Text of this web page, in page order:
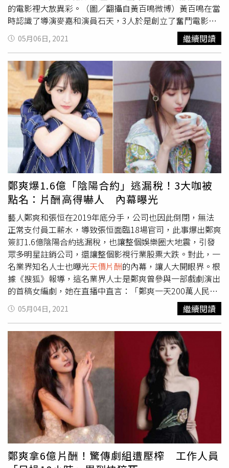
的電影裡大放異彩。（圖／翻攝自黃百鳴微博）黃百鳴在當
時認識了導演麥嘉和演員石天，3人於是創立了奮鬥電影公
司，並製作小成本的功夫類電影，更意外獲得金公主院線老
闆的賞識加盟，爾後才有了新藝城電影公司。在公司草創初
期加上資金有限的情況下，黃百鳴幾乎是自拍自導自演，像
是第一部作品《最佳拍檔》，就由他編劇、麥嘉主演，未料
電影上映後竟突破2000萬港幣票房，迅速引起業界關注，
還記得黃百鳴當時受訪時，坦言自己是花光了積蓄、砸下重
本，花了200萬元找來「香港歌王」稱號的許冠杰演出。港
星黃百鳴（右）主演的開心鬼系列電影是不少人的童年回
憶。（圖／翻攝自開心鬼劇照）黃百鳴接下來只花了兩天的
時間就寫了《搭錯車》，沒想到票房再次打破紀錄，甚至榮
獲11項大獎，一戰成名的黃百鳴後續除了擔任幕後編劇也親
自演出。若要提到黃百鳴主演的電影，最有名的莫屬《開心
鬼》系列，可說是不少人的童年回憶，每一部《開心鬼》電
影都有不少女星出演，黃百鳴曾在第5部《 開心鬼上錯身》
請來菲律賓前總統艾奎諾夫人（Corazon Aquino）的小女
兒、克莉絲艾奎諾（Kris Aquino）跨海出演女主角。菲律賓
女星克莉絲·艾奎諾飾演開心鬼上錯身女主角。（圖／翻攝
自電影開心鬼上錯身）善於識人用人的黃百鳴，也提攜過不
少後輩新人，為華語電影注入新血，在80、90年代，周潤
發和張國榮都在他編導或投資拍攝的電影裡大放異彩；包括
「1個打10個」、飾演葉問的男星甄子丹，也是在他手裡鹹
魚翻身的。甄子丹連拍葉問四部曲，創下票房神話。（圖／
華映娛樂）熱愛電影的黃百鳴，因為理念退出了新藝城，成
立了東方影視公司，為了讓公司快速站穩腳步，他突發奇想
在賀歲檔期上映了第一部作品《家有喜事》，找來已逝當紅
巨星張國榮還有林子祥出演，但是林子祥因為檔期問題婉
拒，黃百鳴將目光轉向周潤發，可惜發哥當時有另一部戲劇
趕拍，就在這時，黃百鳴決定找剛崛起的周星馳。黃百鳴在
賀歲檔期上映第一部作品家有喜事獲得4900萬港幣票房，
不過周星馳的天價片酬也引發爭議。（圖／翻攝自電影家有
喜事）沒想到「星爺」周星馳當時竟要了800萬元的片酬，
比起張國榮的200萬元還高，面對周星馳獅子大開口，外界
就傳言這是星爺向黃百鳴報復，原來周星馳還是一名小小兒
童節目主持人時，曾遞過履歷到黃百鳴的公司，但卻未獲得
這位金牌編劇青睞，所以成名後的周星馳故意為難黃百鳴，
而黃百鳴居然也一口答應！就在談好價碼後，周星馳竟對角
05月06日, 2021 繼續閱讀
鄭爽爆1.6億「陰陽合約」逃漏稅！3大咖被
點名：片酬高得嚇人 內幕曝光
藝人鄭爽和張恒在2019年底分手，公司也因此倒閉，無法
正常支付員工薪水，導致張恒面臨18場官司，此事爆出鄭爽
簽訂1.6億陰陽合約逃漏稅，也讓整個娛樂圈大地震，引發
眾多明星註銷公司，還讓整個影視行業股票大跌。對此，一
名業界知名人士也曝光天價片酬的內幕，讓人大開眼界。根
據《搜狐》報導，這名業界人士是鄭爽曾參與一部戲劇演出
的首稿女編劇，她在直播中直言：「鄭爽一天200萬人民幣
（約870萬元新台幣）不算什麼」，並透露只要是有人氣的
藝人，片酬都特別高。她表示，有許多藝人片酬都「高得嚇
人」，像是章子怡、周迅、霍建華等，不過她指的是在限薪
令發布之前。（圖／翻攝自鄭爽微博）業界人士透露，很多
明星表現上看起來片酬很低，但實際上是以「片酬入股」的
形式拿錢，也就是拿股份抵片酬。另外，她也爆料劇組對演
員和工作人員存在「分級制待遇」現象，強調主演和導演都
是住最好的酒店，甚至有明星會要求住套房，但最辛苦的美
工老師只能住100元人民幣（約430元新台幣）一天的小旅
館，十分不公平。不過，這名業界人士的爆料令人半信半
疑，由於她並沒有拿出任何證據，只憑她曾在業界的經歷，
說服力似乎不夠，因此事情的真相是什麼，恐怕只有當事人
才知道。
05月04日, 2021 繼續閱讀
鄭爽拿6億片酬！驚傳劇組遭壓榨 工作人員